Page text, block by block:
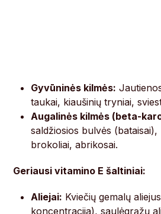
Gyvūninės kilmės:
taukai, kiaušinių tryniai,
Augalinės kilmės (beta-
saldžiosios bulvės (bataisai),
brokoliai, abrikosai.
Geriausi vitamino E šaltiniai:
Aliejai: Kviečių gemalų
koncentracija), saulėgrąžų